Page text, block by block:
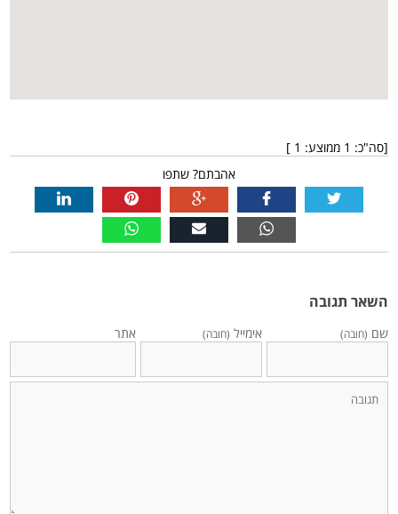
[סה"כ: 1 ממוצע: 1
]
אהבתם? שתפו
השאר תגובה
שם (חובה) אימייל (חובה) אתר